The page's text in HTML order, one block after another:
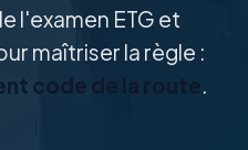
l'examen ETG et
maîtriser la règle :
code de la route.